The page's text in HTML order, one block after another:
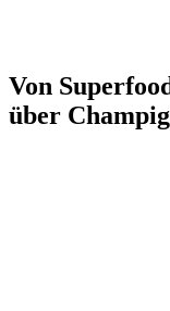
Von
über